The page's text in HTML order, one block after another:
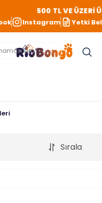
500 TL VE ÜZERİ
Instagram Yetki
Sırala